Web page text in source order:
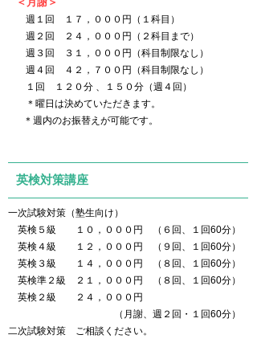
週１回 １７，０００円（１科目）
週２回 ２４，０００円（２科目まで）
週３回 ３１，０００円（科目制限なし）
週４回
４２，７００円（科目制限なし）
１回 １２０分 ​、１５０分（週４回）
＊曜日は決めていただきます。 ​
＊ 週内のお振替えが可能です。
英検対策講座
一次試験対策（塾生向け）
英検５級 １０，０００円 （６回、１回60分）
英検４級 １２，０００円 （９回、１回60分）
英検３級 １４，０００円 （８回、１回60分）
英検準２級 ２１，０００円 （８回、１回60分）
英検２級 ２４，０００円
（月謝、週２回・１回60分）
二次試験対策​ ご相談ください。